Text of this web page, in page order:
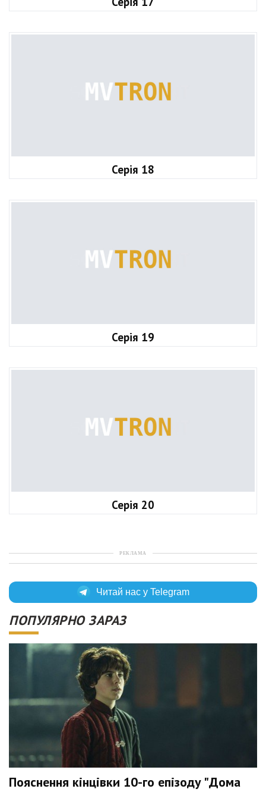
Серія 18
Серія 19
Серія 20
РЕКЛАМА
Читай нас у Telegram
ПОПУЛЯРНО ЗАРАЗ
Пояснення кінцівки 10-го епізоду "Дома